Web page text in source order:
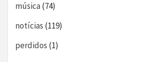
música(74)
notícias (119)
perdidos (1)